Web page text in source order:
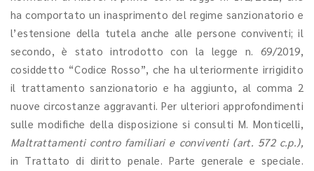
ha comportato un inasprimento del regime sanzionatorio e
l’estensione della tutela anche alle persone conviventi; il
secondo, è stato introdotto con la legge n. 69/2019,
cosiddetto “Codice Rosso”, che ha ulteriormente irrigidito
il trattamento sanzionatorio e ha aggiunto, al comma 2
nuove circostanze aggravanti. Per ulteriori approfondimenti
sulle modifiche della disposizione si consulti M. Monticelli,
Maltrattamenti contro familiari e conviventi (art. 572 c.p.),
in Trattato di diritto penale. Parte generale e speciale.